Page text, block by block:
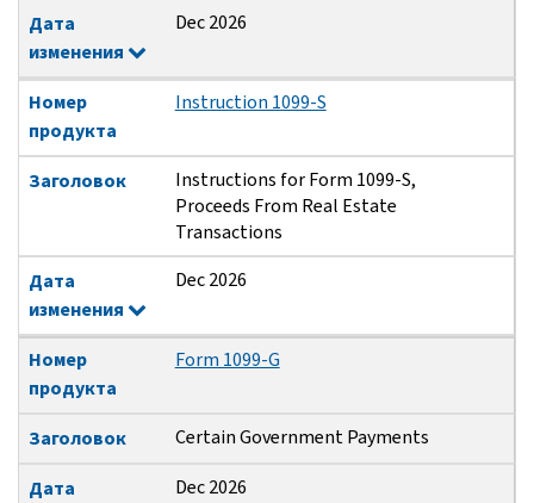
Дата
изменения
Dec 2026
Номер
продукта
Instruction 1099-S
Заголовок
Instructions for Form 1099-S,
Proceeds From Real Estate
Transactions
Дата
изменения
Dec 2026
Номер
продукта
Form 1099-G
Заголовок Certain Government Payments
Дата
Dec 2026